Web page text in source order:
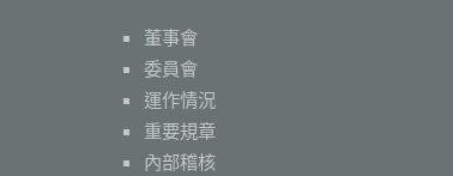
董事會
委員會
運作情況
重要規章
內部稽核